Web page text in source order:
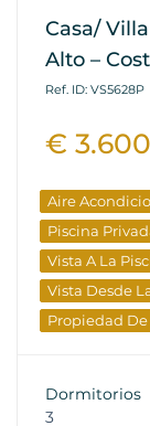
Casa/
Alto –
Ref. ID: VS5628P
€
Aire
Piscina
Vista A La
Vista Desde
Propiedad
Dormitorios
3